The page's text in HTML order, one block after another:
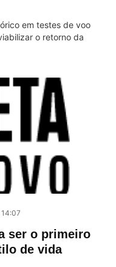
em testes de voo
o retorno da
ser o primeiro
de vida